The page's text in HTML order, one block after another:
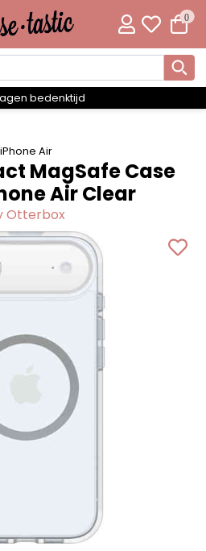
0
300 unieke designs
iPhone Air
MagSafe Case
Air Clear
Otterbox